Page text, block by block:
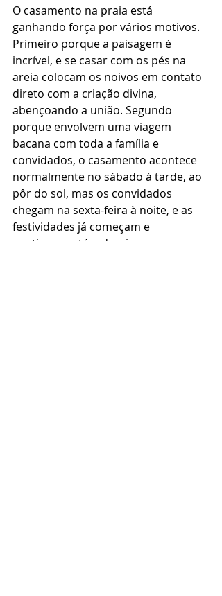
O casamento na praia está
ganhando força por vários motivos.
Primeiro porque a paisagem é
incrível, e se casar com os pés na
areia colocam os noivos em contato
direto com a criação divina,
abençoando a união. Segundo
porque envolvem uma viagem
bacana com toda a família e
convidados, o casamento acontece
normalmente no sábado à tarde, ao
pôr do sol, mas os convidados
chegam na sexta-feira à noite, e as
festividades já começam e
continuam até o domingo.